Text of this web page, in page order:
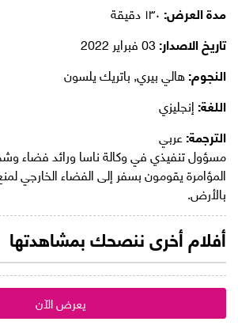
مدة العرض:
تاريخ الاصدار:
النجوم:هالي بيري, باتريك يلسون
اللغة:إنجليزي
الترجمة:عربي
مسؤول تنفيذي في وكالة ناسا ورائد فضاء
المؤامرة يقومون بسفر إلى الفضاء الخارجي
بالأرض.
أفلام أخرى ننصحك بمشاهدتها
يعرض الآن